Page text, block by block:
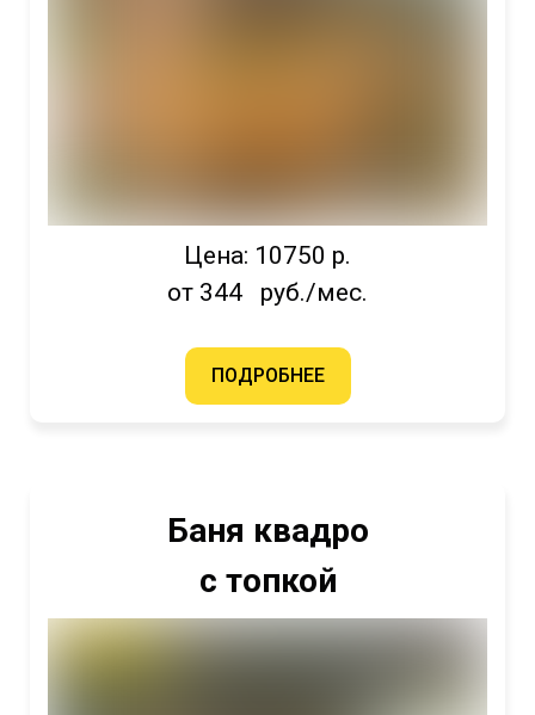
Цена: 10750 р.
от 344 руб./мес.
ПОДРОБНЕЕ
Баня квадро
с топкой